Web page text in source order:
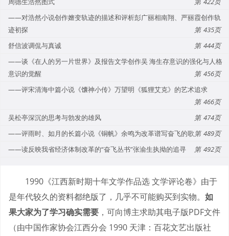
——对浩然小说创作嬗变轨迹的描述和评析彭广丽相南翔、严丽霞创作轨
迹初探
435
舒信波调侃与真诚
444
——谈《在人的另一片世界》及报告文学创作吴 海生存意识的强化与人格
意识的觉醒
456
——评宋清海中篇小说《馕神小传》万望明《狐狸艾克》的艺术追求
466
吴松亭深沉的思考与勃发的雄风
474
——评雨时、如月的长篇小说《铜帆》余鸣为改革谱写奋飞的歌
489
——读反映我省经济体制改革的“奋飞丛书”张渝生执拗的追寻
492
1990《江西新时期十年文学作品选 文学评论卷》由于
是年代较久的资料都绝版了，几乎不可能购买到实物。 如
果大家为了学习确实需要 ，可向博主求助其电子版PDF文件
（由中国作家协会江西分会 1990 天津：百花文艺出版社